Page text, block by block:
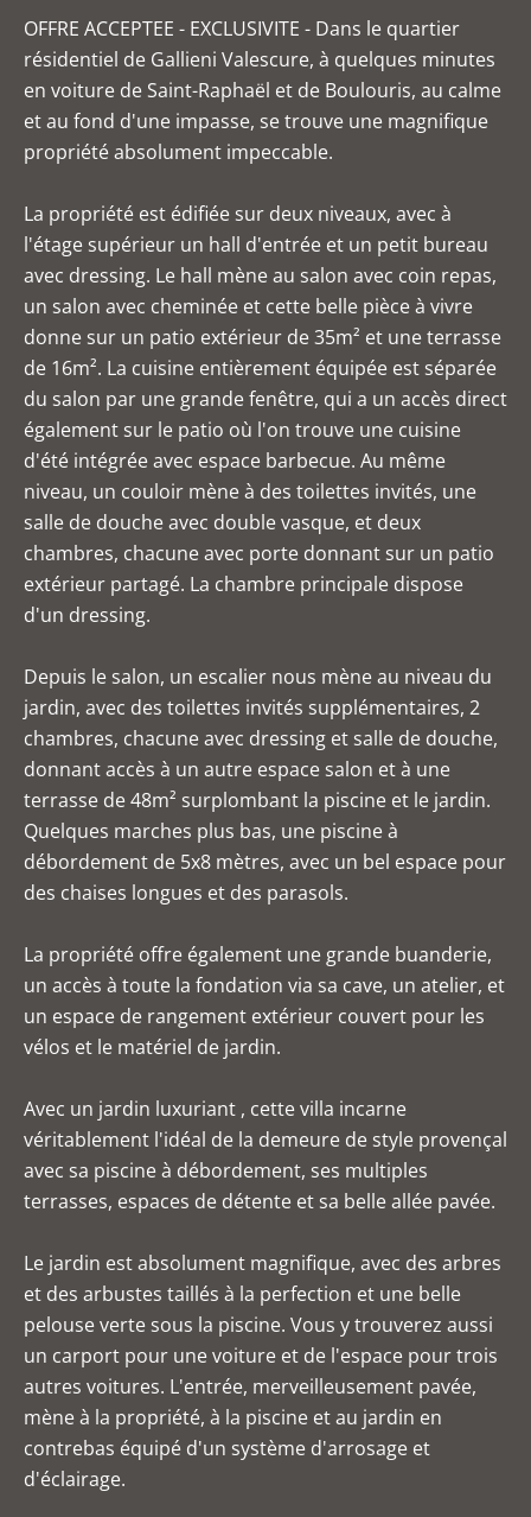
OFFRE ACCEPTEE - EXCLUSIVITE - Dans le quartier
résidentiel de Gallieni Valescure, à quelques minutes
en voiture de Saint-Raphaël et de Boulouris, au calme
et au fond d'une impasse, se trouve une magnifique
propriété absolument impeccable.
La propriété est édifiée sur deux niveaux, avec à
l'étage supérieur un hall d'entrée et un petit bureau
avec dressing. Le hall mène au salon avec coin repas,
un salon avec cheminée et cette belle pièce à vivre
donne sur un patio extérieur de 35m² et une terrasse
de 16m². La cuisine entièrement équipée est séparée
du salon par une grande fenêtre, qui a un accès direct
également sur le patio où l'on trouve une cuisine
d'été intégrée avec espace barbecue. Au même
niveau, un couloir mène à des toilettes invités, une
salle de douche avec double vasque, et deux
chambres, chacune avec porte donnant sur un patio
extérieur partagé. La chambre principale dispose
d'un dressing.
Depuis le salon, un escalier nous mène au niveau du
jardin, avec des toilettes invités supplémentaires, 2
chambres, chacune avec dressing et salle de douche,
donnant accès à un autre espace salon et à une
terrasse de 48m² surplombant la piscine et le jardin.
Quelques marches plus bas, une piscine à
débordement de 5x8 mètres, avec un bel espace pour
des chaises longues et des parasols.
La propriété offre également une grande buanderie,
un accès à toute la fondation via sa cave, un atelier, et
un espace de rangement extérieur couvert pour les
vélos et le matériel de jardin.
Avec un jardin luxuriant , cette villa incarne
véritablement l'idéal de la demeure de style provençal
avec sa piscine à débordement, ses multiples
terrasses, espaces de détente et sa belle allée pavée.
Le jardin est absolument magnifique, avec des arbres
et des arbustes taillés à la perfection et une belle
pelouse verte sous la piscine. Vous y trouverez aussi
un carport pour une voiture et de l'espace pour trois
autres voitures. L'entrée, merveilleusement pavée,
mène à la propriété, à la piscine et au jardin en
contrebas équipé d'un système d'arrosage et
d'éclairage.